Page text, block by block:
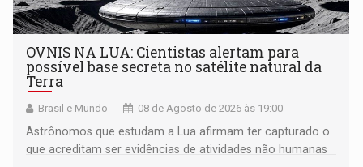
OVNIS NA LUA: Cientistas alertam para
possível base secreta no satélite natural da
Terra
Brasil e Mundo 08 de Agosto de 2026 às 19:00
Astrônomos que estudam a Lua afirmam ter capturado o
que acreditam ser evidências de atividades não humanas